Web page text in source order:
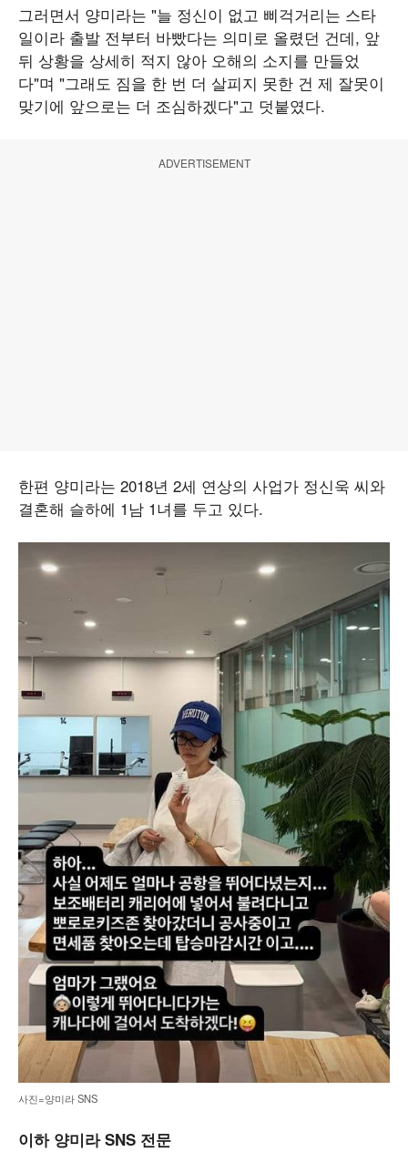
그러면서 양미라는 "늘 정신이 없고 삐걱거리는 스타
일이라 출발 전부터 바빴다는 의미로 올렸던 건데, 앞
뒤 상황을 상세히 적지 않아 오해의 소지를 만들었
다"며 "그래도 짐을 한 번 더 살피지 못한 건 제 잘못이
맞기에 앞으로는 더 조심하겠다"고 덧붙였다.
ADVERTISEMENT
한편 양미라는 2018년 2세 연상의 사업가 정신욱 씨와
결혼해 슬하에 1남 1녀를 두고 있다.
사진=양미라 SNS
이하 양미라 SNS 전문